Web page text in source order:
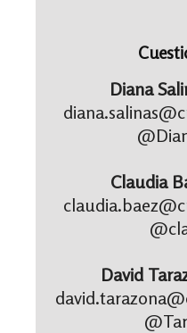
Diana
Claudia
David